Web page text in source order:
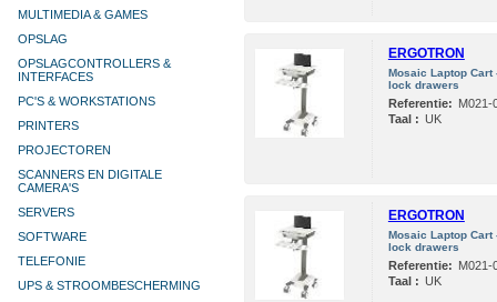
MULTIMEDIA & GAMES
OPSLAG
OPSLAGCONTROLLERS &
INTERFACES
PC'S & WORKSTATIONS
PRINTERS
PROJECTOREN
SCANNERS EN DIGITALE
CAMERA'S
SERVERS
SOFTWARE
TELEFONIE
UPS & STROOMBESCHERMING
ERGOTRON
Mosaic Laptop Cart
lock drawers
Referentie: M021-
Taal : UK
ERGOTRON
Mosaic Laptop Cart
lock drawers
Referentie: M021-
Taal : UK